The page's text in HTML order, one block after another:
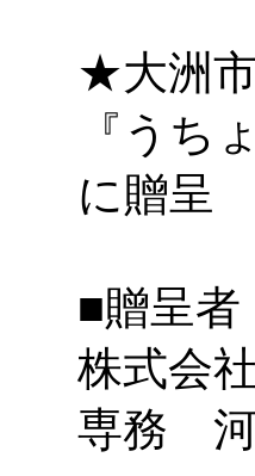
★大洲
『うち
に贈呈
■贈呈者
株式会
専務